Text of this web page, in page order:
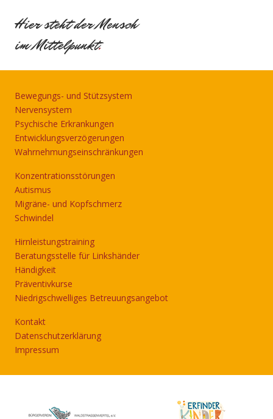
Hier steht der Mensch
im Mittelpunkt.
Bewegungs- und Stützsystem
Nervensystem
Psychische Erkrankungen
Entwicklungsverzögerungen
Wahrnehmungseinschränkungen
Konzentrationsstörungen
Autismus
Migräne- und Kopfschmerz
Schwindel
Hirnleistungstraining
Beratungsstelle für Linkshänder
Händigkeit
Präventivkurse
Niedrigschwelliges Betreuungsangebot
Kontakt
Datenschutzerklärung
Impressum